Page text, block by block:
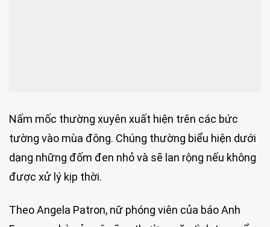
Nấm mốc thường xuyên xuất hiện trên các bức
tường vào mùa đông. Chúng thường biểu hiện dưới
dạng những đốm đen nhỏ và sẽ lan rộng nếu không
được xử lý kịp thời.
Theo Angela Patron, nữ phóng viên của báo Anh